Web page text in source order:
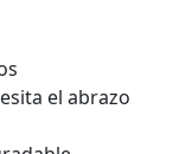
el abrazo